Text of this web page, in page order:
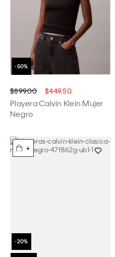
$899.00 $449.50
Playera Calvin Klein Mujer
Negro
+